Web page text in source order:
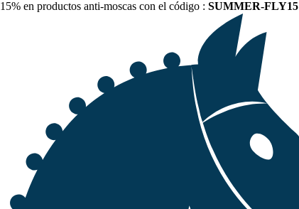
15% en productos anti-moscas con el código : SUMMER-FLY15